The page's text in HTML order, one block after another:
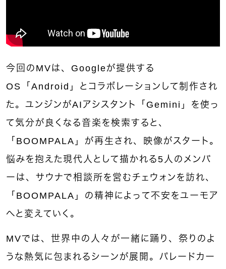
今回のMVは、Googleが提供する
OS「Android」とコラボレーションして制作され
た。ユンジンがAIアシスタント「Gemini」を使っ
て気分が良くなる音楽を検索すると、
「BOOMPALA」が再生され、映像がスタート。
悩みを抱えた現代人として描かれる5人のメンバ
ーは、サウナで相談所を営むチェウォンを訪れ、
「BOOMPALA」の精神によって不安をユーモア
へと変えていく。
MVでは、世界中の人々が一緒に踊り、祭りのよ
うな熱気に包まれるシーンが展開。パレードカー